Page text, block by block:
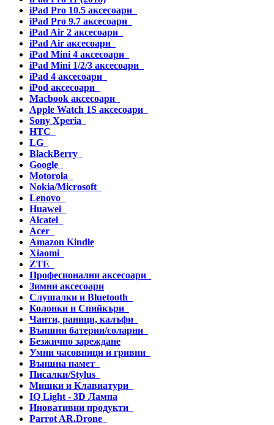
iPad Pro 10.5 аксесоари
iPad Pro 9.7 аксесоари
iPad Air 2 аксесоари
iPad Air аксесоари
iPad Mini 4 аксесоари
iPad Mini 1/2/3 аксесоари
iPad 4 аксесоари
iPod аксесоари
Macbook аксесоари
Apple Watch 1S аксесоари
Sony Xperia
HTC
LG
BlackBerry
Google
Motorola
Nokia/Microsoft
Lenovo
Huawei
Alcatel
Acer
Amazon Kindle
Xiaomi
ZTE
Професионални аксесоари
Зимни аксесоари
Слушалки и Bluetooth
Колонки и Спийкъри
Чанти, раници, калъфи
Външни батерии/соларни
Безжично зареждане
Умни часовници и гривни
Външна памет
Писалки/Stylus
Мишки и Клавиатури
IQ Light - 3D Лампа
Иновативни продукти
Parrot AR.Drone